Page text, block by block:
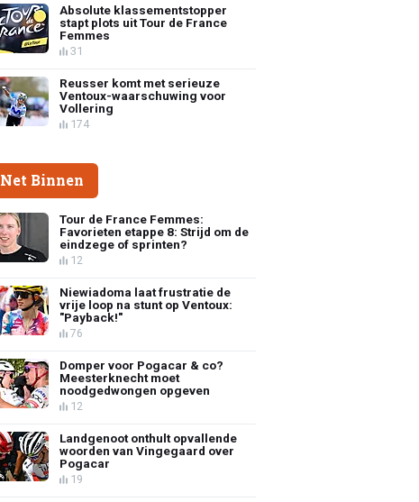
Absolute klassementstopper
stapt plots uit Tour de France
Femmes
31
Reusser komt met serieuze
Ventoux-waarschuwing voor
Vollering
174
Net Binnen
Tour de France Femmes:
Favorieten etappe 8: Strijd om de
eindzege of sprinten?
12
Niewiadoma laat frustratie de
vrije loop na stunt op Ventoux:
"Payback!"
76
Domper voor Pogacar & co?
Meesterknecht moet
noodgedwongen opgeven
12
Landgenoot onthult opvallende
woorden van Vingegaard over
Pogacar
19